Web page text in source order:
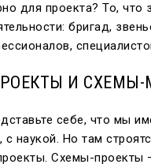
для проекта? То, что
бригад,
И СХЕМЫ-
себе, что мы
с наукой. Но там
Схемы-проекты